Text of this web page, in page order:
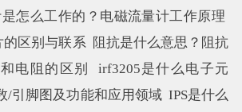
怎么工作的？电磁流量计工作原理
的区别与联系 阻抗是什么意思？阻抗
电阻的区别
irf3205是什么电子元
/引脚图及功能和应用领域 IPS是什么